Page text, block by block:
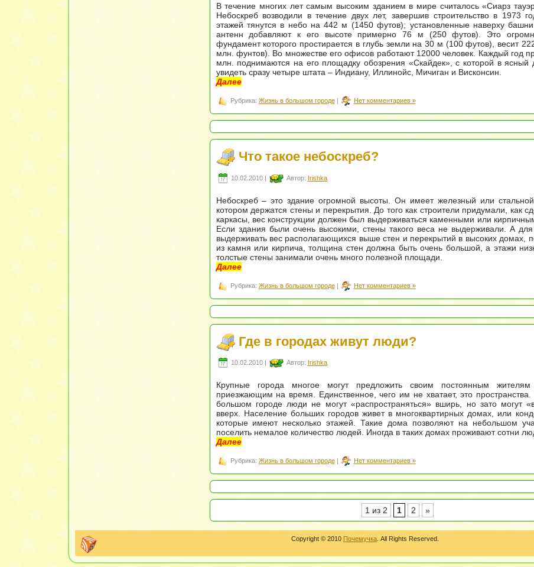
В течение многих лет самым высоким зданием в мире считалось «Сиарз
Небоскреб возводили в течение двух лет, завершив строительство в 1973
этажей тянутся в небо на 442 м (1450 футов); установленные наверху
антенн добавляют к его высоте примерно 76 м (250 футов). Это
фундамент которого простирается в глубь земли на 30 м (100 футов), весит
млн. фунтов). Во множестве его офисов работают 12000 человек. Каждый год
млн. поднимаются на его площадку обозрения «Скайдек», с которой в ясный
увидеть сразу четыре штата – Индиану, Иллинойс, Мичиган и Висконсин.
Далее
Рубрика: Жизнь в большом городе| Нет комментариев »
Что такое небоскреб?
10.02.2010 | Автор: Irishka
Небоскреб – это здание огромной высоты. Он имеет железный или
котором держатся стены и перекрытия. До того как строители придумали, как
каркасы, вес конструкции должен был выдерживаться каменными или
Если здания были очень высокими, стены такого веса не выдерживали. А для
выдерживать вес располагающихся выше стен и перекрытий в высоких домах,
из камня или кирпича, толщина стен должна быть очень большой, а этажи
толстые стены занимали очень много полезной площади.
Далее
Рубрика: Жизнь в большом городе| Нет комментариев »
Где в городах живут люди?
10.02.2010 | Автор: Irishka
Крупные города многое могут предложить своим постоянным
приезжающим на время. Единственное, чего им не хватает, это
большом городе люди не могут «распространяться» вширь, но зато могут
вверх. Население больших городов живет в многоквартирных домах, или
которые имеют несколько этажей. Такие дома позволяют на небольшом
поселить немалое количество людей. Иногда в таких домах проживают сотни
Далее
Рубрика: Жизнь в большом городе| Нет комментариев »
1 из 2 1 2 »
Copyright © 2010 Почемучка . All Rights Reserved.